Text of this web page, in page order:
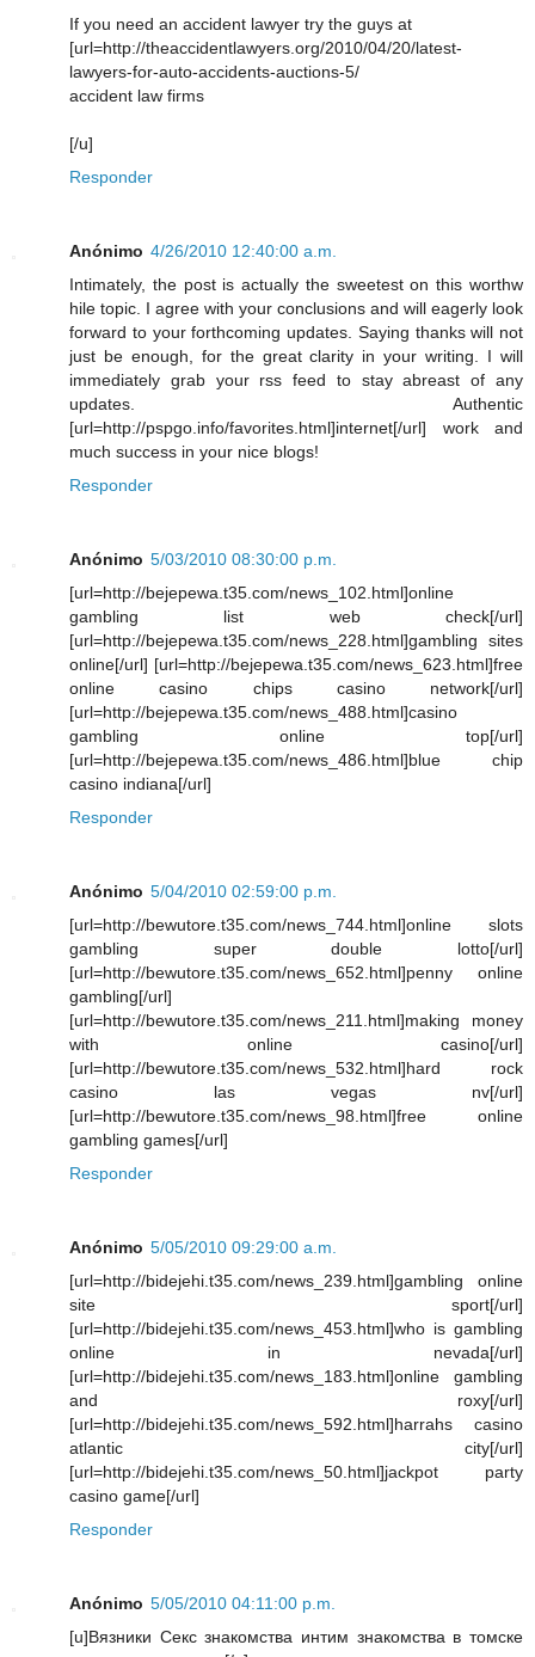
If you need an accident lawyer try the guys at
[url=http://theaccidentlawyers.org/2010/04/20/latest-
lawyers-for-auto-accidents-auctions-5/
accident law firms
[/u]
Responder
Anónimo 4/26/2010 12:40:00 a.m.
Intimately, the post is actually the sweetest on this worthw
hile topic. I agree with your conclusions and will eagerly look
forward to your forthcoming updates. Saying thanks will not
just be enough, for the great clarity in your writing. I will
immediately grab your rss feed to stay abreast of any
updates. Authentic
[url=http://pspgo.info/favorites.html]internet[/url] work and
much success in your nice blogs!
Responder
Anónimo 5/03/2010 08:30:00 p.m.
[url=http://bejepewa.t35.com/news_102.html]online
gambling list web check[/url]
[url=http://bejepewa.t35.com/news_228.html]gambling sites
online[/url] [url=http://bejepewa.t35.com/news_623.html]free
online casino chips casino network[/url]
[url=http://bejepewa.t35.com/news_488.html]casino
gambling online top[/url]
[url=http://bejepewa.t35.com/news_486.html]blue chip
casino indiana[/url]
Responder
Anónimo 5/04/2010 02:59:00 p.m.
[url=http://bewutore.t35.com/news_744.html]online slots
gambling super double lotto[/url]
[url=http://bewutore.t35.com/news_652.html]penny online
gambling[/url]
[url=http://bewutore.t35.com/news_211.html]making money
with online casino[/url]
[url=http://bewutore.t35.com/news_532.html]hard rock
casino las vegas nv[/url]
[url=http://bewutore.t35.com/news_98.html]free online
gambling games[/url]
Responder
Anónimo 5/05/2010 09:29:00 a.m.
[url=http://bidejehi.t35.com/news_239.html]gambling online
site sport[/url]
[url=http://bidejehi.t35.com/news_453.html]who is gambling
online in nevada[/url]
[url=http://bidejehi.t35.com/news_183.html]online gambling
and roxy[/url]
[url=http://bidejehi.t35.com/news_592.html]harrahs casino
atlantic city[/url]
[url=http://bidejehi.t35.com/news_50.html]jackpot party
casino game[/url]
Responder
Anónimo 5/05/2010 04:11:00 p.m.
[u]Вязники Секс знакомства интим знакомства в томске